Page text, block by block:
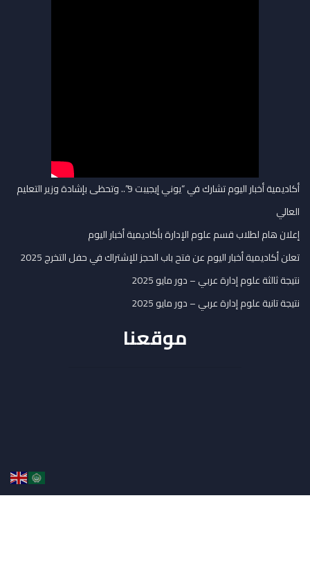
أكاديمية أخبار اليوم تشارك في “يوني إيجيبت 9”.. وتحظى بإشادة وزير التعليم
العالي
إعلان هام لطلاب قسم علوم الإدارة بأكاديمية أخبار اليوم
تعلن أكاديمية أخبار اليوم عن فتح باب الحجز للإشتراك في حفل التخرج 2025
نتيجة ثالثة علوم إدارة عربي – دور مايو 2025
نتيجة تانية علوم إدارة عربي – دور مايو 2025
موقعنا